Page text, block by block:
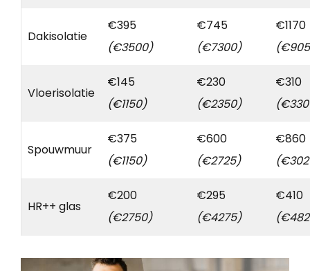
Dakisolatie
€395
(€3500)
€745
(€7300)
€1170
Vloerisolatie
€145
(€1150)
€230
(€2350)
€310
Spouwmuur
€375
(€1150)
€600
(€2725)
€860
HR++ glas
€200
(€2750)
€295
(€4275)
€410